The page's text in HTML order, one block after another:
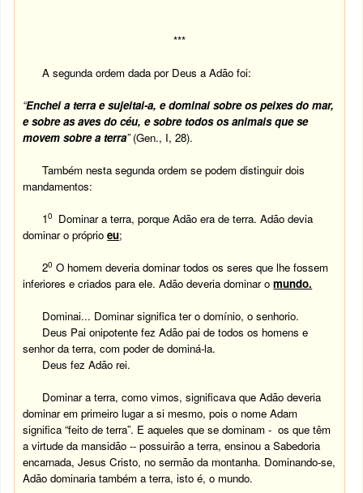
***
A segunda ordem dada por Deus a Adão foi:
“Enchei a terra e sujeitai-a, e dominai sobre os peixes do mar,
e sobre as aves do céu, e sobre todos os animais que se
movem sobre a terra”(Gen., I, 28).
Também nesta segunda ordem se podem distinguir dois
mandamentos:
10
Dominar a terra, porque Adão era de terra. Adão devia
dominar o próprioeu;
20 O homem deveria dominar todos os seres que lhe fossem
inferiores e criados para ele. Adão deveria dominar omundo.
Dominai... Dominar significa ter o domínio, o senhorio.
Deus Pai onipotente fez Adão pai de todos os homens e
senhor da terra, com poder de dominá-la.
Deus fez Adão rei.
Dominar a terra, como vimos, significava que Adão deveria
dominar em primeiro lugar a si mesmo, pois o nome Adam
significa “feito de terra”. E aqueles que se dominam - os que têm
a virtude da mansidão -- possuirão a terra, ensinou a Sabedoria
encarnada, Jesus Cristo, no sermão da montanha. Dominando-se,
Adão dominaria também a terra, isto é, o mundo.